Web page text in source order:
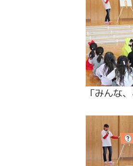
「みんな